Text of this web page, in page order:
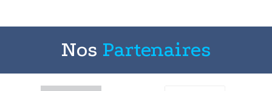
Nos Partenaires